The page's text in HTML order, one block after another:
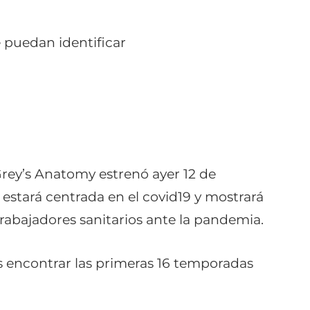
puedan identificar
Anatomy estrenó ayer 12 de
centrada en el covid19 y mostrará
sanitarios ante la pandemia.
las primeras 16 temporadas